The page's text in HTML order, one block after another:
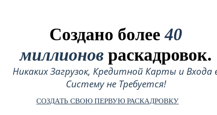
Создано более40
миллионов раскадровок.
Никаких Загрузок, Кредитной Карты и Входа
Систему не Требуется!
СОЗДАТЬ СВОЮ ПЕРВУЮ РАСКАДРОВКУ